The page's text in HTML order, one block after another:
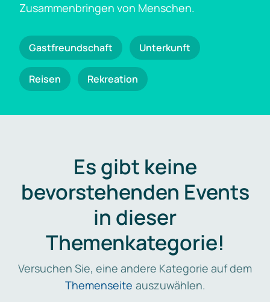
Zusammenbringen von Menschen.
Gastfreundschaft Unterkunft
Reisen Rekreation
Es gibt keine
bevorstehenden Events
in dieser
Themenkategorie!
Versuchen Sie, eine andere Kategorie auf dem
Themenseite auszuwählen.